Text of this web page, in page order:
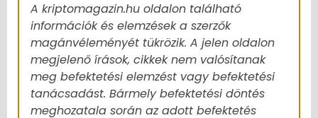
A kriptomagazin.hu oldalon található
információk és elemzések a szerzők
magánvéleményét tükrözik. A jelen oldalon
megjelenő írások, cikkek nem valósítanak
meg befektetési elemzést vagy befektetési
tanácsadást. Bármely befektetési döntés
meghozatala során az adott befektetés